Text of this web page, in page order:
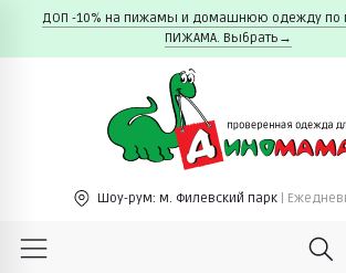
ДОП -10% на пижамы и домашнюю одежду по
ПИЖАМА. Выбрать→
Шоу-рум: м. Филевский парк |